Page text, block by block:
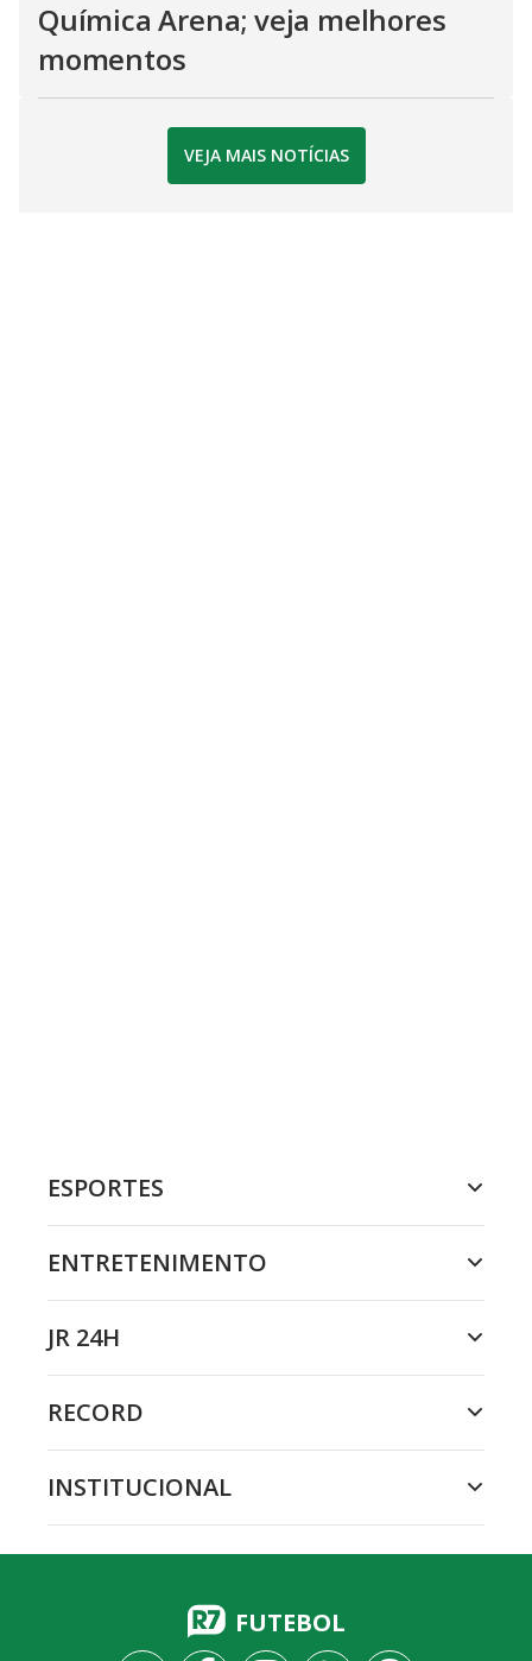
Química Arena; veja melhores
momentos
VEJA MAIS NOTÍCIAS
ESPORTES
ENTRETENIMENTO
JR 24H
RECORD
INSTITUCIONAL
FUTEBOL